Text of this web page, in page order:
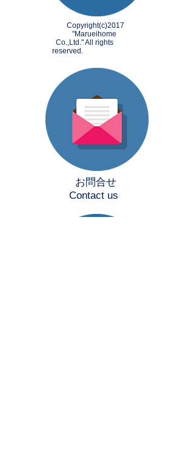
​ Copyright(c)2017
"Marueihome
Co.,Ltd." All rights
reserved.
お問合せ
Contact us